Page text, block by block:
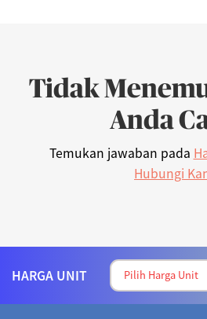
Tidak
Anda
Temukan jawaban pada
Hubungi
HARGA UNIT